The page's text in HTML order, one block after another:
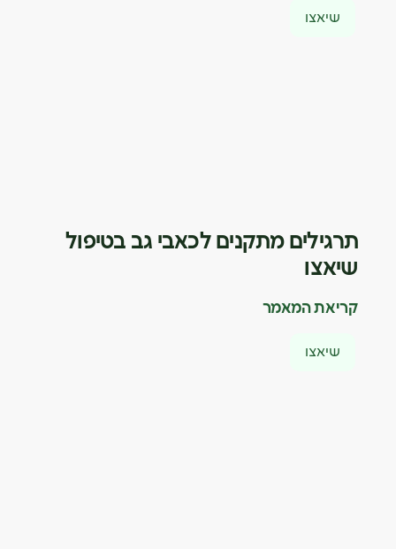
שיאצו
תרגילים מתקנים לכאבי גב בטיפול
שיאצו
קריאת המאמר
שיאצו